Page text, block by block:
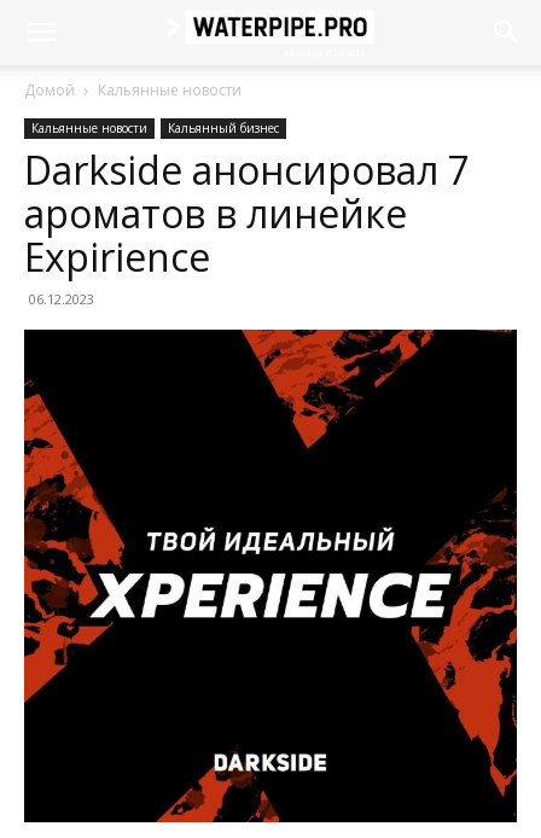
Домой Кальянные новости
Кальянные новости Кальянный бизнес
Darkside анонсировал 7
ароматов в линейке
Expirience
06.12.2023